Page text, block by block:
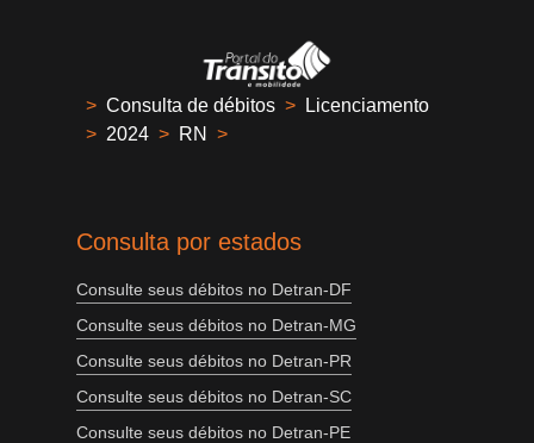
> Consulta de débitos >
Licenciamento
> 2024 > RN >
Consulta por estados
Consulte seus débitos no Detran-DF
Consulte seus débitos no Detran-MG
Consulte seus débitos no Detran-PR
Consulte seus débitos no Detran-SC
Consulte seus débitos no Detran-PE